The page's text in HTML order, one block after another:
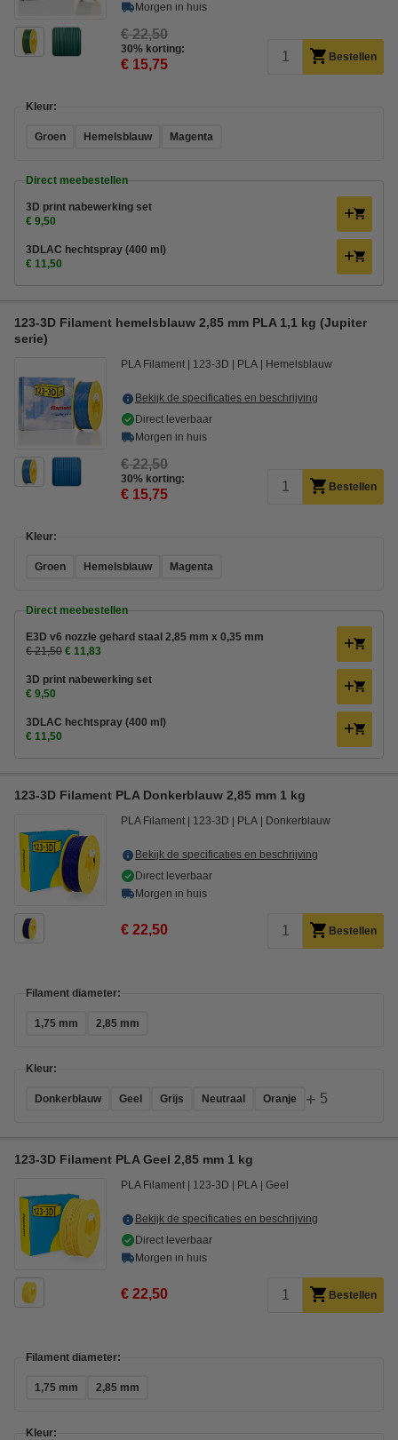
Morgen in huis
€ 22,50
30% korting:
€ 15,75 Bestellen
Kleur:
Groen Hemelsblauw Magenta
Direct meebestellen
3D print nabewerking set
€ 9,50
3DLAC hechtspray (400 ml)
€ 11,50
123-3D Filament hemelsblauw 2,85 mm PLA 1,1 kg (Jupiter
serie)
PLA Filament 123-3D PLA Hemelsblauw
Bekijk de specificaties en beschrijving
Direct leverbaar
Morgen in huis
€ 22,50
30% korting:
€ 15,75 Bestellen
Kleur:
Groen Hemelsblauw Magenta
Direct meebestellen
E3D v6 nozzle gehard staal 2,85 mm x 0,35 mm
€ 21,50 € 11,83
3D print nabewerking set
€ 9,50
3DLAC hechtspray (400 ml)
€ 11,50
123-3D Filament PLA Donkerblauw 2,85 mm 1 kg
PLA Filament 123-3D PLA Donkerblauw
Bekijk de specificaties en beschrijving
Direct leverbaar
Morgen in huis
€ 22,50 Bestellen
Filament diameter:
1,75 mm 2,85 mm
Kleur:
Donkerblauw Geel Grijs Neutraal Oranje + 5
123-3D Filament PLA Geel 2,85 mm 1 kg
PLA Filament 123-3D PLA Geel
Bekijk de specificaties en beschrijving
Direct leverbaar
Morgen in huis
€ 22,50 Bestellen
Filament diameter:
1,75 mm 2,85 mm
Kleur: